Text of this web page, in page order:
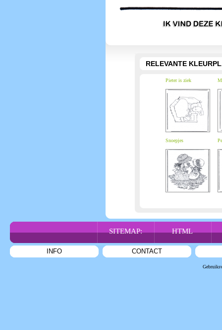
RELEVANTE
Pieter is ziek
Snoepjes
SITEMAP: HTML
INFO CONTACT